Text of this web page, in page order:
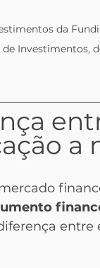
da
Investimentos,
a
entre